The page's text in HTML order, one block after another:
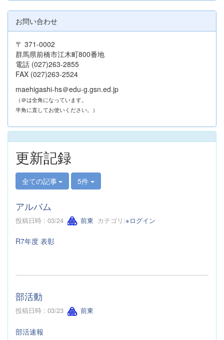
お問い合わせ
〒 371-0002
群馬県前橋市江木町800番地
電話 (027)263-2855
FAX (027)263-2524
maehigashi-hs＠edu-g.gsn.ed.jp
（＠は全角になっています。
半角に直してお使いください。）
更新記録
全ての記事 5件
アルバム
投稿日時 : 03/24 前東 カテゴリ:※ログイン
R7年度 表彰
部活動
投稿日時 : 03/23 前東
部活速報